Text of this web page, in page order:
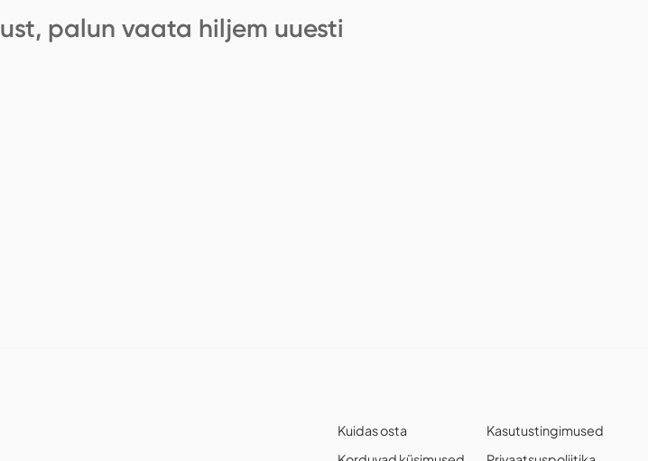
palun vaata hiljem uuesti
Kuidas osta
Kasutustingimused